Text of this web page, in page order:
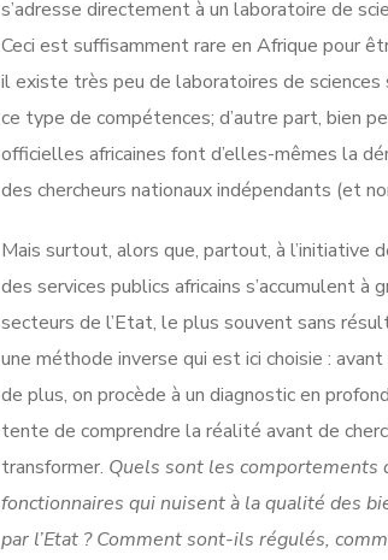
s’adresse directement à un laboratoire de
Ceci est suffisamment rare en Afrique pour
il existe très peu de laboratoires de sciences
ce type de compétences; d’autre part, bien
officielles africaines font d’elles-mêmes la
des chercheurs nationaux indépendants (et
Mais surtout, alors que, partout, à l’initiative
des services publics africains s’accumulent à
secteurs de l’Etat, le plus souvent sans
une méthode inverse qui est ici choisie :
de plus, on procède à un diagnostic en
tente de comprendre la réalité avant de
transformer. Quels sont les comportements
fonctionnaires qui nuisent à la qualité des
par l’Etat ? Comment sont-ils régulés,